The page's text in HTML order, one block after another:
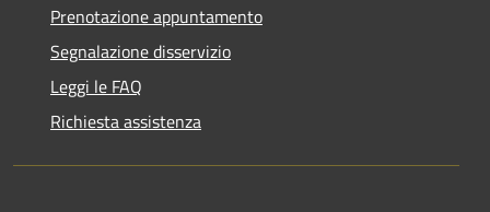
Prenotazione appuntamento
Segnalazione disservizio
Leggi le FAQ
Richiesta assistenza